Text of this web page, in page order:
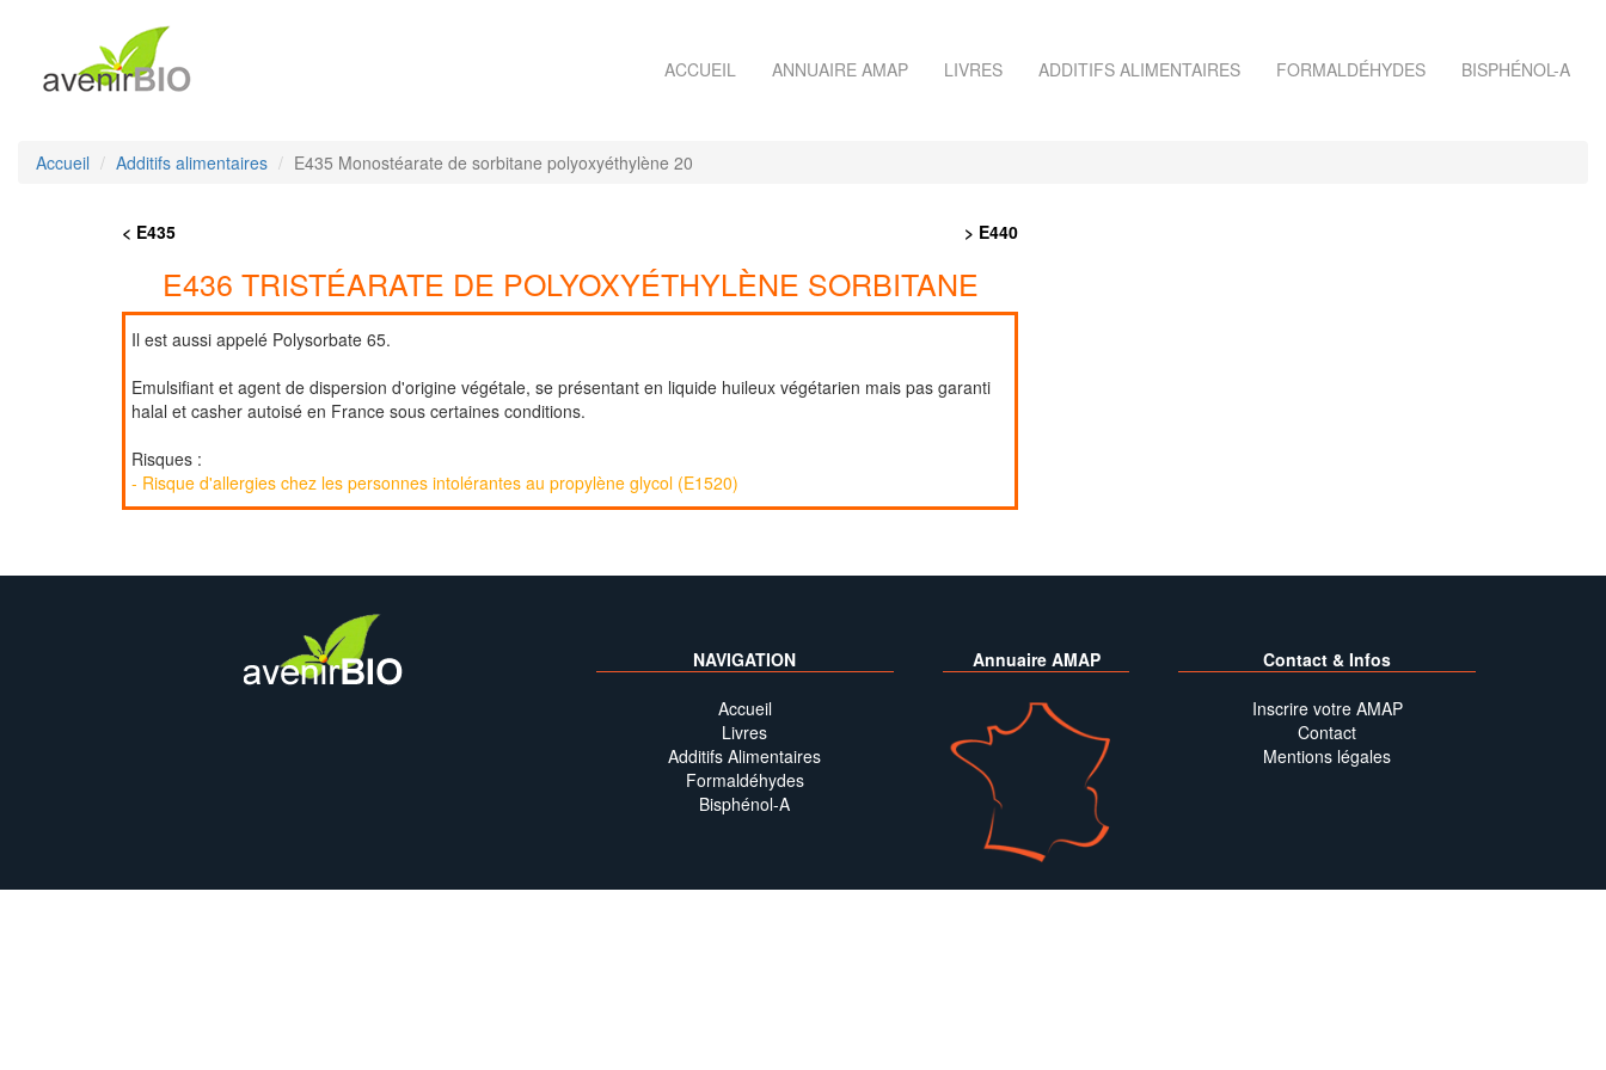
ACCUEIL ANNUAIRE AMAP LIVRES ADDITIFS ALIMENTAIRES FORMALDÉHYDES BISPHÉNOL-A
Accueil Additifs alimentaires E435 Monostéarate de sorbitane polyoxyéthylène 20
< E435 > E440
E436 TRISTÉARATE DE POLYOXYÉTHYLÈNE SORBITANE
Il est aussi appelé Polysorbate 65.
Emulsifiant et agent de dispersion d'origine végétale, se présentant en liquide huileux végétarien mais pas garanti
halal et casher autoisé en France sous certaines conditions.
Risques :
- Risque d'allergies chez les personnes intolérantes au propylène glycol (E1520)
NAVIGATION
Accueil
Livres
Additifs Alimentaires
Formaldéhydes
Bisphénol-A
Annuaire AMAP Contact & Infos
Inscrire votre AMAP
Contact
Mentions légales